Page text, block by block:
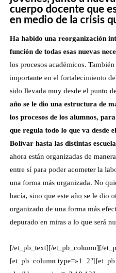
cuerpo docente que
en medio de la crisis
Ha habido una reorganización
función de todas esas nuevas
los procesos académicos.
importante en el fortalecimiento
sido llevada muy desde el punto
año se le dio una estructura de
los procesos de los alumnos,
que regula todo lo que va desde
Bolívar hasta las distintas
ahora están organizadas de
entre sí para poder acometer la
una forma más organizada. No
hacía, sino que este año se le dio
organizado de una forma más
depurado en miras a lo que será
[/et_pb_text][/et_pb_column][/
[et_pb_column